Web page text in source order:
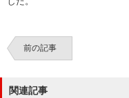
前の記事
関連記事